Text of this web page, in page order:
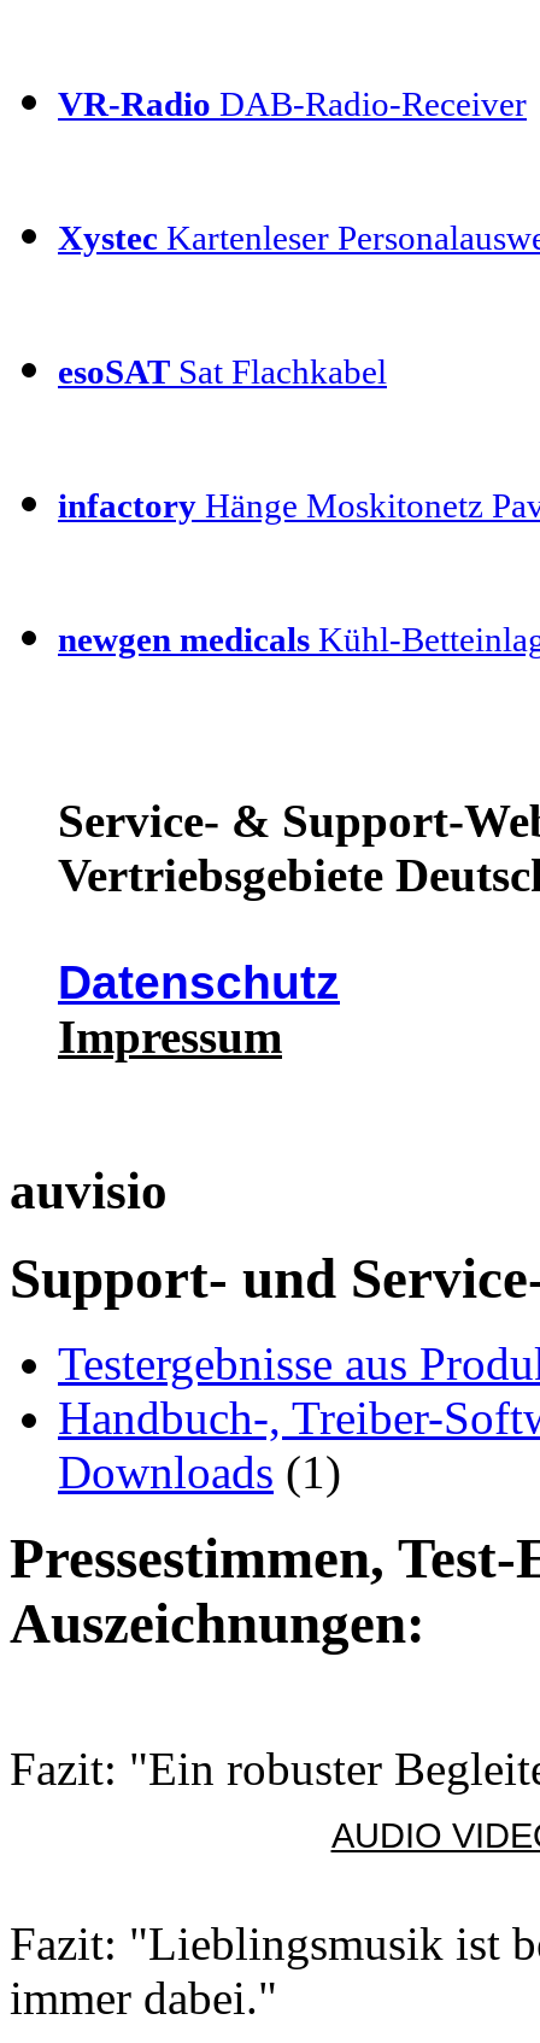
VR-Radio DAB-Radio-Receiver
Xystec Kartenleser
esoSAT Sat Flachkabel
infactory Hänge Moskitonetz
newgen medicals Kühl-
Service- & Support-
Vertriebsgebiete
Datenschutz
Impressum
auvisio
Support- und
Testergebnisse aus
Handbuch-, Treiber-
Downloads (1)
Pressestimmen,
Auszeichnungen:
Fazit: "Ein robuster
AUDIO
Fazit: "Lieblingsmusik ist
immer dabei."